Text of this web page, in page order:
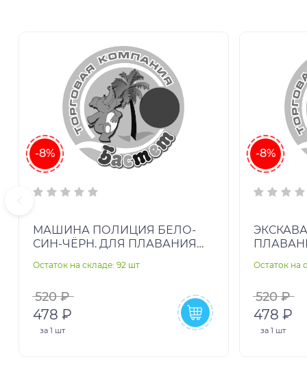
-8%
МАШИНА ПОЛИЦИЯ БЕЛО-
СИН-ЧЁРН. ДЛЯ ПЛАВАНИЯ
Остаток на складе: 92 шт
520 ₽
478 ₽
за 1 шт
-8%
ПЛАВАНИЯ
Остаток на
520 ₽
478 ₽
за1 шт